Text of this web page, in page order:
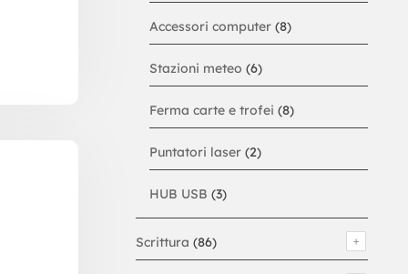
Accessori computer(8)
Stazioni meteo (6)
Ferma carte e trofei (8)
Puntatori laser(2)
HUB USB (3)
Scrittura (86)